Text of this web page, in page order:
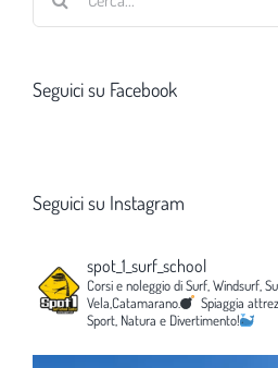
Seguici su Facebook
Seguici su Instagram
spot_1_surf_school
Corsi e noleggio di Surf, Windsurf,
Vela,Catamarano.
Spiaggia
Sport, Natura e Divertimento!